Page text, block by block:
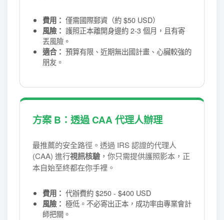
費用： 僅需國際郵資（約 $50 USD）
風險： 護照正本離開身邊約 2-3 個月，且有寄
丟風險。
適合： 預算有限、近期無出國計畫、心臟較強的
朋友。
方案 B：透過 CAA 代理人辦理
最推薦的安全路徑。透過 IRS 認證的代理人
(CAA) 進行視訊核驗，你只需提供護照影本，正
本自始至終都在你手裡。
費用： 代辦費約 $250 - $400 USD
風險： 極低。不必寄出正本，成功率由專業會計
師把關。